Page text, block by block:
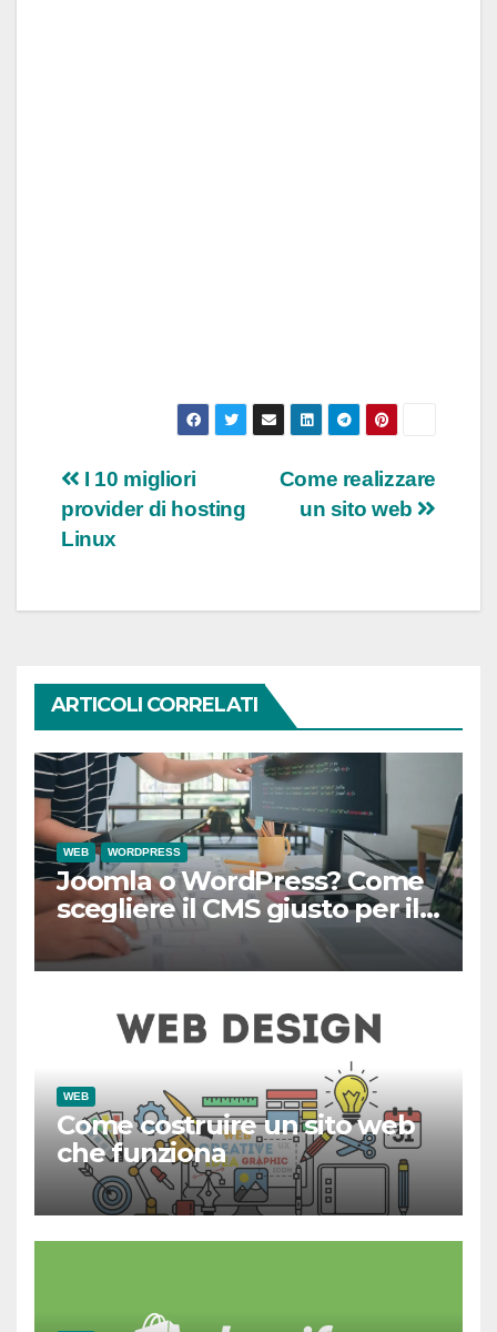
Navigazione
articoli
Come realizzare
un sito web
I 10 migliori
provider di hosting
Linux
ARTICOLI CORRELATI
WEB WORDPRESS
Joomla o WordPress? Come
scegliere il CMS giusto per il
sito della tua azienda
WEB
Come costruire un sito web
che funziona